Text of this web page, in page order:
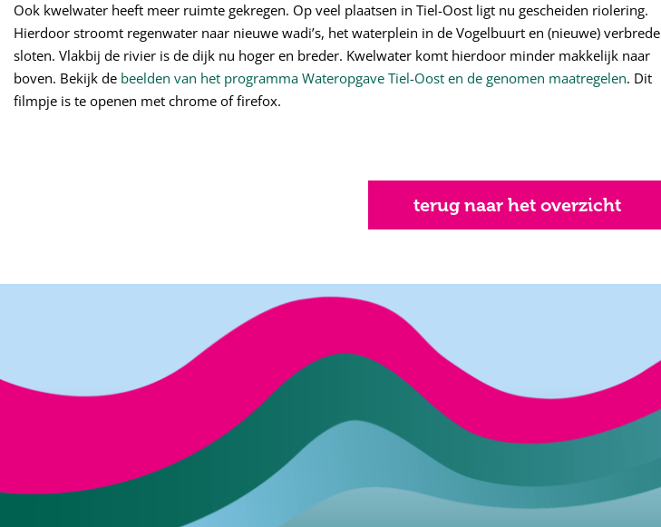
Ook kwelwater heeft meer ruimte gekregen. Op veel plaatsen in Tiel-Oost ligt nu gescheiden riolering.
Hierdoor stroomt regenwater naar nieuwe wadi’s, het waterplein in de Vogelbuurt en (nieuwe) verbrede
sloten. Vlakbij de rivier is de dijk nu hoger en breder. Kwelwater komt hierdoor minder makkelijk naar
boven. Bekijk de beelden van het programma Wateropgave Tiel-Oost en de genomen maatregelen. Dit
filmpje is te openen met chrome of firefox.
terug naar het overzicht